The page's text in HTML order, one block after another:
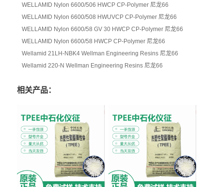
WELLAMID Nylon 6600/506 HWCP CP-Polymer 尼龙66
WELLAMID Nylon 6600/508 HWUVCP CP-Polymer 尼龙66
WELLAMID Nylon 6600/58 GV 30 HWCP CP-Polymer 尼龙66
WELLAMID Nylon 6600/58 HWCP CP-Polymer 尼龙66
Wellamid 21LH-NBK4 Wellman Engineering Resins 尼龙66
Wellamid 220-N Wellman Engineering Resins 尼龙66
相关产品：